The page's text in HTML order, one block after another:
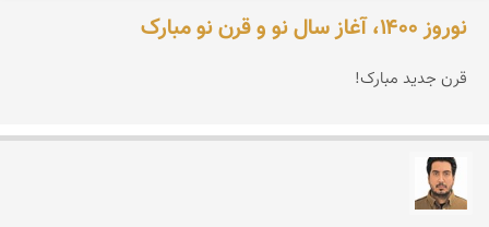
نوروز ۱۴۰۰، آغاز سال نو و قرن نو مبارک
قرن جدید مبارک!